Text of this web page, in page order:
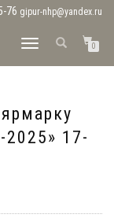
76 gipur-nhp@yandex.ru
ПЕРЕКЛЮЧИТЬ
0
17-